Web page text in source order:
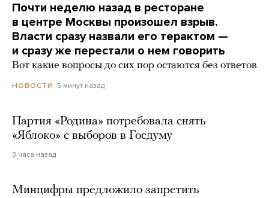
Почти неделю назад в ресторане
в центре Москвы произошел взрыв.
Власти сразу назвали его терактом —
и сразу же перестали о нем говорить
Вот какие вопросы до сих пор остаются без ответов
НОВОСТИ 5 минут назад
Партия «Родина» потребовала снять
«Яблоко» с выборов в Госдуму
3 часа назад
Минцифры предложило запретить